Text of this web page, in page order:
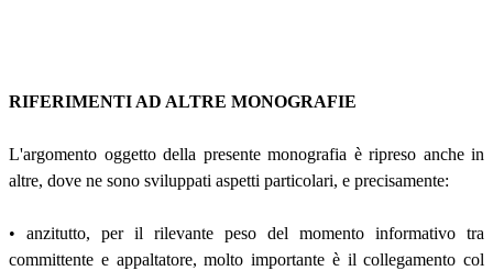
RIFERIMENTI AD ALTRE MONOGRAFIE
L'argomento oggetto della presente monografia è ripreso anche in
altre, dove ne sono sviluppati aspetti particolari, e precisamente:
• anzitutto, per il rilevante peso del momento informativo tra
committente e appaltatore, molto importante è il collegamento col